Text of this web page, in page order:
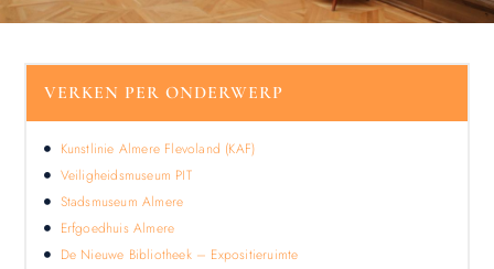
VERKEN PER ONDERWERP
Kunstlinie Almere Flevoland (KAF)
Veiligheidsmuseum PIT
Stadsmuseum Almere
Erfgoedhuis Almere
De Nieuwe Bibliotheek – Expositieruimte